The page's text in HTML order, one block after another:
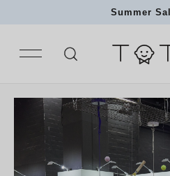
Summer Sale ☀️ -